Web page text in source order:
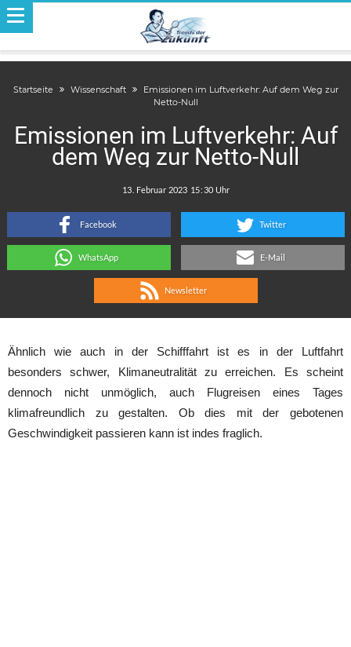
Startseite Wissenschaft
Emissionen im Luftverkehr: Auf dem Weg zur
Netto-Null
Emissionen im Luftverkehr: Auf
dem Weg zur Netto-Null
:
Facebook Twitter
WhatsApp E-Mail
Newsletter
Ähnlich wie auch in der Schifffahrt ist es in der Luftfahrt
besonders schwer, Klimaneutralität zu erreichen. Es scheint
dennoch nicht unmöglich, auch Flugreisen eines Tages
klimafreundlich zu gestalten. Ob dies mit der gebotenen
Geschwindigkeit passieren kann ist indes fraglich.